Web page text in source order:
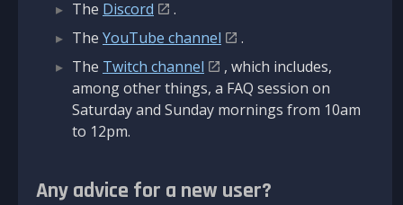
The Discord
.
The YouTube channel
.
The Twitch channel
, which includes,
among other things, a FAQ session on
Saturday and Sunday mornings from 10am
to 12pm.
Any advice for a new user?